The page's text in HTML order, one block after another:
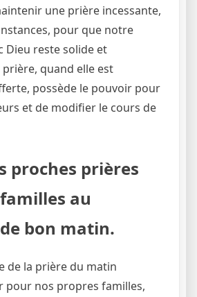
une prière incessante,
pour que notre
Dieu reste solide et
prière, quand elle est
possède le pouvoir pour
et de modifier le cours de
proches prières
au
bon matin.
de la prière du matin
pour nos propres familles,